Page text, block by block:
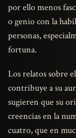
por ello menos
o genio con la
personas,
fortuna.
Los relatos sobre el
contribuye a su
sugieren que su
creencias en la
cuatro, que en